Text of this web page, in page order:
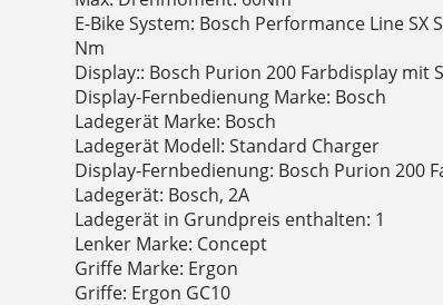
E-Bike System: Bosch Performance Line SX
Nm
Display:: Bosch Purion 200 Farbdisplay mit
Display-Fernbedienung Marke: Bosch
Ladegerät Marke: Bosch
Ladegerät Modell: Standard Charger
Display-Fernbedienung: Bosch Purion 200
Ladegerät: Bosch, 2A
Ladegerät in Grundpreis enthalten: 1
Lenker Marke: Concept
Griffe Marke: Ergon
Griffe: Ergon GC10